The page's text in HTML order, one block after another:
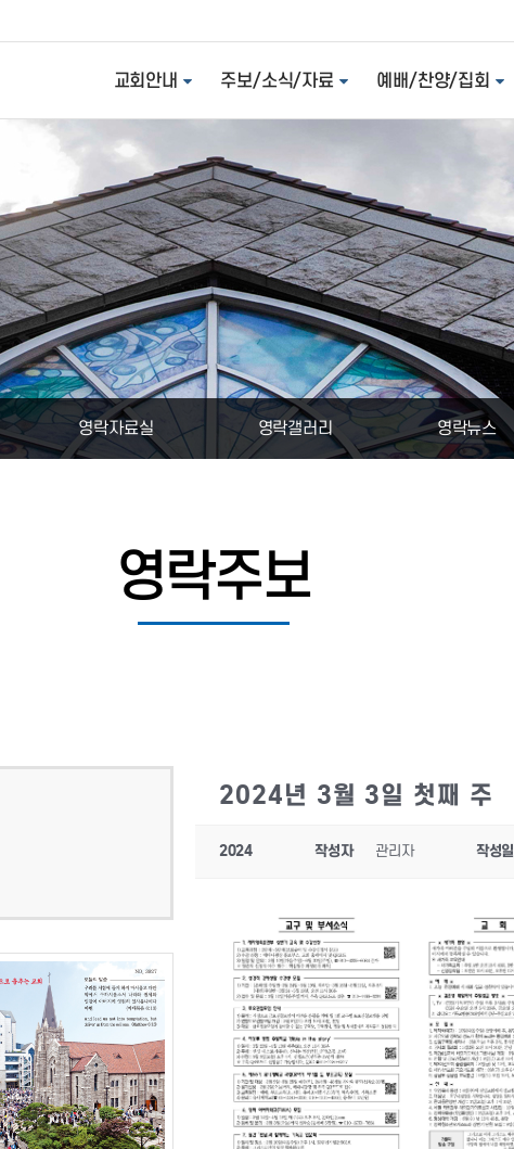
교회안내 주보/소식/자료 예배/찬양/집회
영락자료실 영락갤러리 영락뉴스
영락주보
2024년 3월 3일 첫째 주
2024 작성자 관리자 작성일